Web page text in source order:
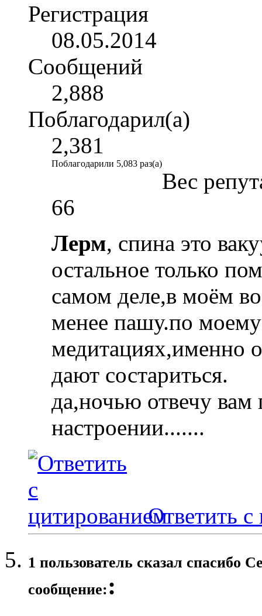
Регистрация
08.05.2014
Сообщений
2,888
Поблагодарил(а)
2,381
Поблагодарили 5,083 раз(а)
Вес
66
Лерм, спина это
остальное только
самом деле,в моём
менее пашу.по моему
медитациях,именно
дают состариться.
да,ночью отвечу вам
настроении.......
Ответить с
1 пользователь сказал cпасибо
сообщение::